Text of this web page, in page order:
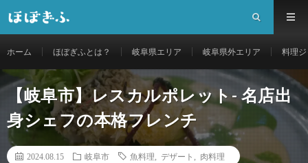
ホーム ほぼぎふとは？ 岐阜県エリア 岐阜県外エリア 料理
【岐阜市】レスカルポレット- 名店出
身シェフの本格フレンチ
2024.08.15 岐阜市 魚料理 デザート 肉料理